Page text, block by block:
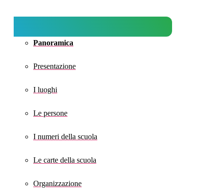
Panoramica
Presentazione
I luoghi
Le persone
I numeri della scuola
Le carte della scuola
Organizzazione